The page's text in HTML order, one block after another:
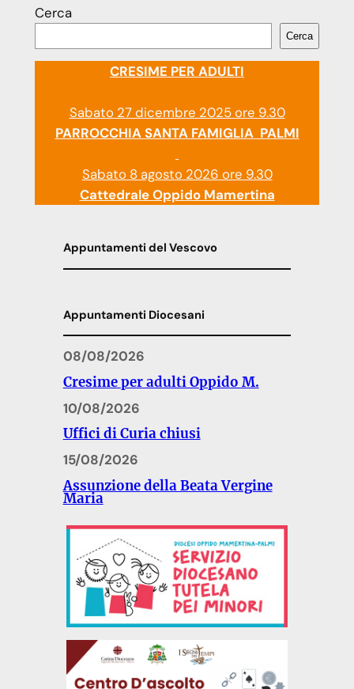
Cerca
Cerca
CRESIME PER ADULTI
Sabato 27 dicembre 2025 ore 9.30
PARROCCHIA SANTA FAMIGLIA PALMI
Sabato 8 agosto 2026 ore 9.30
Cattedrale Oppido Mamertina
Appuntamenti del Vescovo
Appuntamenti Diocesani
08/08/2026
Cresime per adulti Oppido M.
10/08/2026
Uffici di Curia chiusi
15/08/2026
Assunzione della Beata Vergine
Maria